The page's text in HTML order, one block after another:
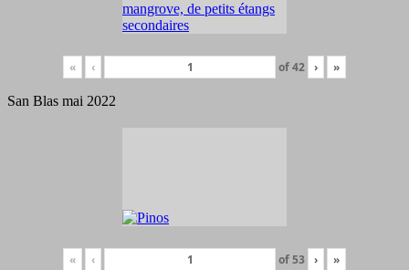
« ‹ of42 › »
San Blas mai 2022
« ‹ of53 › »